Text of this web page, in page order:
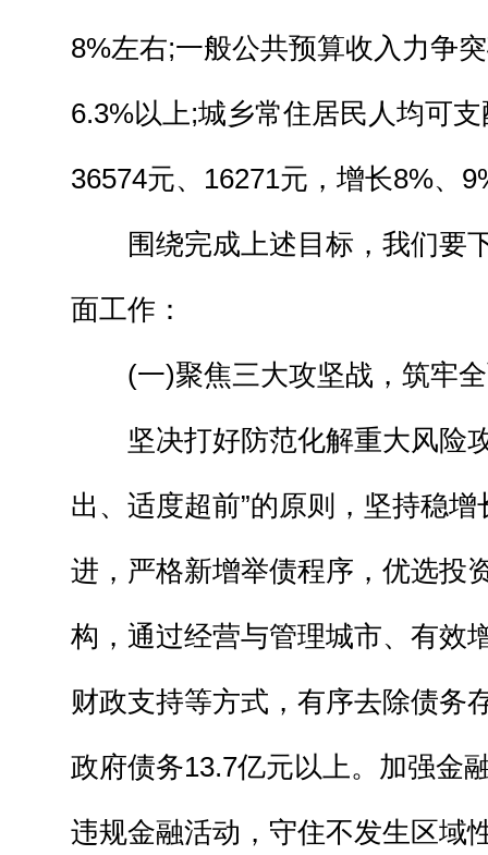
8%左右;一般公共预算收入力争
6.3%以上;城乡常住居民人均可
36574元、16271元，增长8%、
围绕完成上述目标，我们要
面工作：
(一)聚焦三大攻坚战，筑牢全
坚决打好防范化解重大风险攻
出、适度超前”的原则，坚持稳
进，严格新增举债程序，优选投
构，通过经营与管理城市、有效
财政支持等方式，有序去除债务
政府债务13.7亿元以上。加强金
违规金融活动，守住不发生区域